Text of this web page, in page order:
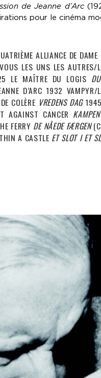
de Jeanne d’Arc
pour le cinéma
ALLIANCE DE DAME
LES UNS LES AUTRES/
LE MAÎTRE DU LOGIS
D’ARC 1932 VAMPYR/
COLÈRE VREDENS DAG1945
CANCER
FERRY DE NÅEDE FÆRGEN
A CASTLE ET SLOT I ET